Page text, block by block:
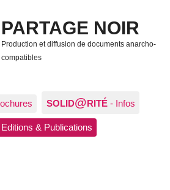
PARTAGE NOIR
Production et diffusion de documents anarcho-
compatibles
SOLID@RITÉ - Infos
Editions & Publications